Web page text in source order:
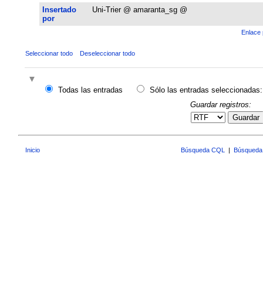
Insertado
por
Uni-Trier @ amaranta_sg @
Enlace
Seleccionar todo Deseleccionar todo
Todas las entradas
Sólo las entradas seleccionadas:
Guardar registros:
Guardar
Inicio Búsqueda CQL